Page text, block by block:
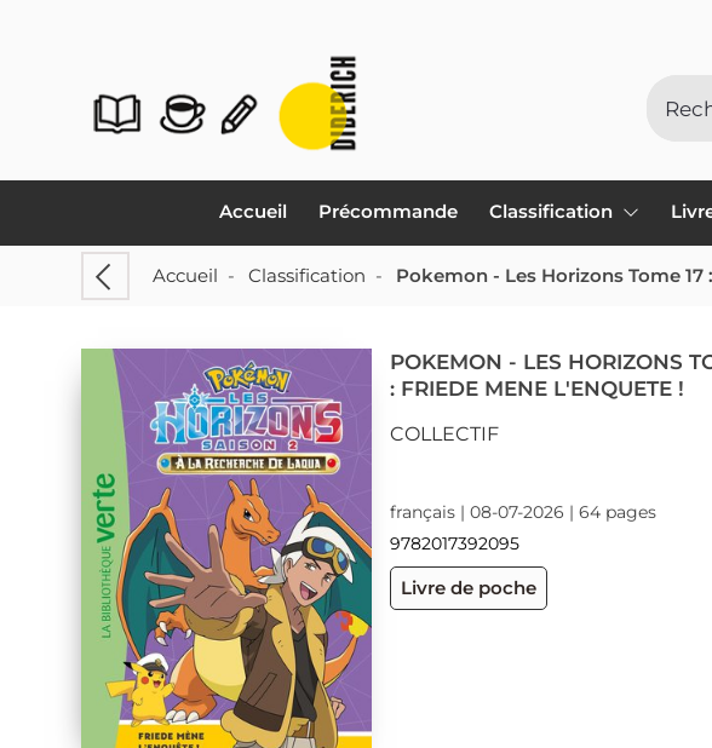
Accueil Précommande Classification
Accueil - Classification - Pokemon - Les Horizons Tome 17
POKEMON - LES HORIZONS
: FRIEDE MENE L'ENQUETE !
COLLECTIF
français | 08-07-2026 | 64 pages
9782017392095
Livre de poche